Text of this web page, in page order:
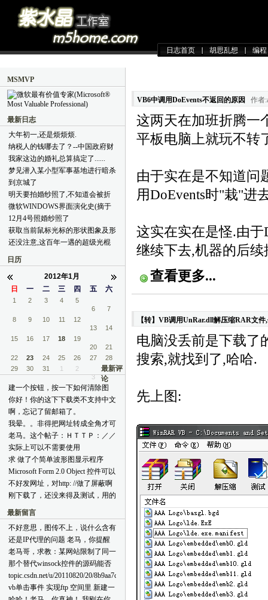
日志首页 胡思乱想 编程
VB6中调用DoEvents不返回的原因 作者
这两天在加班折腾一
平板电脑上就玩不转
由于实在是不知道问
用DoEvents时"栽"进
这实在实在是怪.由于
继续下去,机器的后
查看更多...
【转】VB调用UnRar.dll解压缩RAR文
电脑没丢前是下载了
搜索,就找到了,哈哈.
先上图:
MSMVP
最新日志
大年初一,还是烦烦烦.
纳税人的钱哪去了？--中国政府财
政支出简明教程(摘于好友BLOG)
我家这边的婚礼总算搞定了......
梦见潜入某小型军事基地进行暗杀
到京城了
明天要拍婚纱照了,不知道会被折
腾成什么样子
微软WINDOWS界面演化史(摘于
网络)
12月4号照婚纱照了
获取当前鼠标光标的形状图象及形
状代码(VB6.0代码)
还没注意,这百年一遇的超级光棍
日历
2012年1月
日
一 二 三 四 五 六
1 2 3 4
5
6
7
8
9 10 11
12
13
14
15
16 17 18
19
20
21
22
23 24 25 26 27
28
29
30 31 1
2
3
最新评
论
建一个按钮，按一下如何清除图
片？ [reply=admin,2012-02-07 10:42
AM]不好意思,过年+结婚,没时间
上线[face06] 按钮里只需要如下两
句即可:
bggriphic.Clear(PictureBox1.BackColor)
PictureBox1.Refresh()[/reply]
你好！你的这下下载类不支持中文
文件名的下载，能改一下吗？
[reply=admin,2012-01-15 02:39 PM]
我测试了一下,中文是可以正常下
载的呀! 你那里不正确的URL能否
发上来让我一试?[/reply]
啊，忘记了留邮箱了。
30743365@qq.com 看到老马要结
婚了啊~我这里祝福你和嫂子：金
屋笙歌偕彩凤，洞房花烛喜乘龙
~~~ [reply=admin,2012-01-15 02:40
PM]谢谢!! 我最近也没联系到作者,
可能他比较忙吧!你在CSDN上发
个帖子看看,也许他的朋友们看到
能有个通知![/reply]
我晕。。非得把网址转成全角才可
以发。。。。。
[reply=admin,2011-12-29 10:33 PM]
我怎么给你?[/reply]
老马。这个帖子：ＨＴＴＰ：／／
ＴＯＰＩＣ．ＣＳＤＮ．ＮＥＴ／
Ｕ／２００８０２１６／１５／７
Ａ４Ｅ４Ｆ６３－６Ｃ０Ｆ－４０
２５－Ｂ２ＢＣ－Ａ９５Ｃ５Ｃ９
Ｄ３９６Ｅ．ＨＴＭＬ xmxoxo在
47楼更新了，你有这个代码吗？
实际上可以不需要使用
CopyMemory 和 DoEvents，尤其是
后者完全没必要。 本人用VB6写
过 网络快递
求 做了个简单波形图显示程序
(VB6.0) 代码及所需控件 谢谢谢谢
papayabao@163.com
[reply=admin,2011-12-20 12:48 AM]
邮件已发,请查收! 另外,下载不了
吗?[/reply]
Microsoft Form 2.0 Object 控件可以
放上去，但运行后不显示。
[reply=admin,2011-12-14 10:33
AM]Microsoft Form 2.0 Object全是
轻量化控件,无句柄,所以这份代码
不适合它们[/reply]
不好发网址，对http: //做了屏蔽啊
刚下载了，还没来得及测试，用的
下，这个贴子提到的问题有没有解
决？
topic.csdn.net/u/20080721/22/2e084f3d-
b544-4e9f-bd84-ee88829145bd.html
[reply=admin,2011-12-14 10:39 AM]
这个问题我这里测试没出现,以前
的讨论结果是系统的DEP功能与此
有关,因为代码中使用了内嵌汇编
技术[/reply]
最新留言
不好意思，图传不上，说什么含有
敏感字符
还是IP代理的问题 老马，你提醒
了我先用web在线代理测试能否多
账号登陆，如果不行，我也就没必
要去考虑后面的事了。 但是可能
是因为我的表述欠佳，导致你误解
了我的意思。 ① 像QQ，迅雷，在
它们各自的设置里，都可以设置是
老马哥，求教：某网站限制了同一
ip仅能一个用户名登陆。我用vb制
作了一个程序A，想绕过此限制，
该怎么做呢？我的想法制作一个代
理服务器程序，先从网络获取代理
那个替代winsock控件的源码能否
给我 网上的那些都不能发送二进
制 你这个可以不 love2049@qq.com
topic.csdn.net/u/20110820/20/8b9aa7c6-
4689-41f3-b2fb-380f7fa82077.html
vb单击事件 实现ftp 空间里 新建一
个1.html 文件 帮帮我